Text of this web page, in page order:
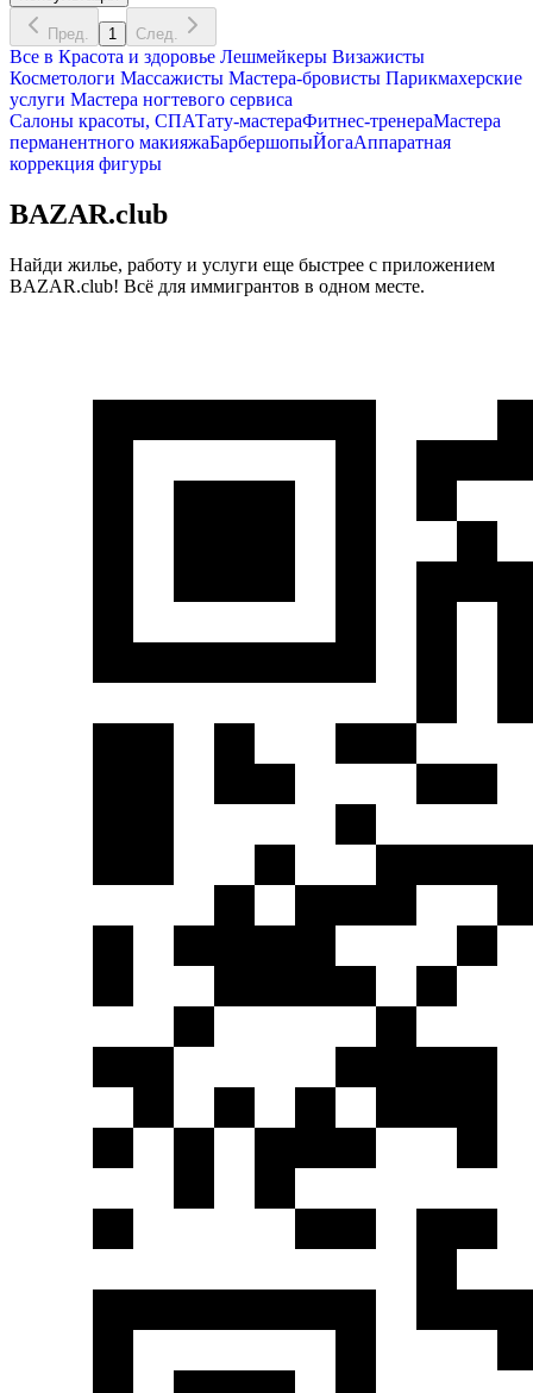
Пред. 1 След.
Все в Красота и здоровье Лешмейкеры Визажисты
Косметологи Массажисты Мастера-бровисты Парикмахерские
услуги Мастера ногтевого сервиса
Салоны красоты, СПАТату-мастераФитнес-тренераМастера
перманентного макияжаБарбершопыЙогаАппаратная
коррекция фигуры
BAZAR.club
Найди жилье, работу и услуги еще быстрее с приложением
BAZAR.club! Всё для иммигрантов в одном месте.